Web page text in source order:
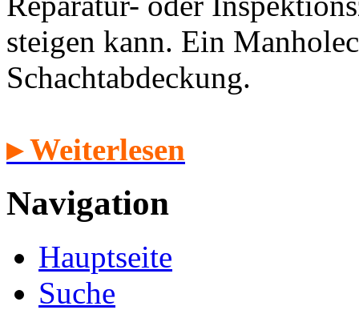
steigen kann. Ein
Schachtabdeckung.
▸ Weiterlesen
Navigation
Hauptseite
Suche